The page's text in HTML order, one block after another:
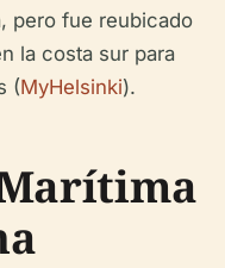
pero fue reubicado
la costa sur para
(MyHelsinki).